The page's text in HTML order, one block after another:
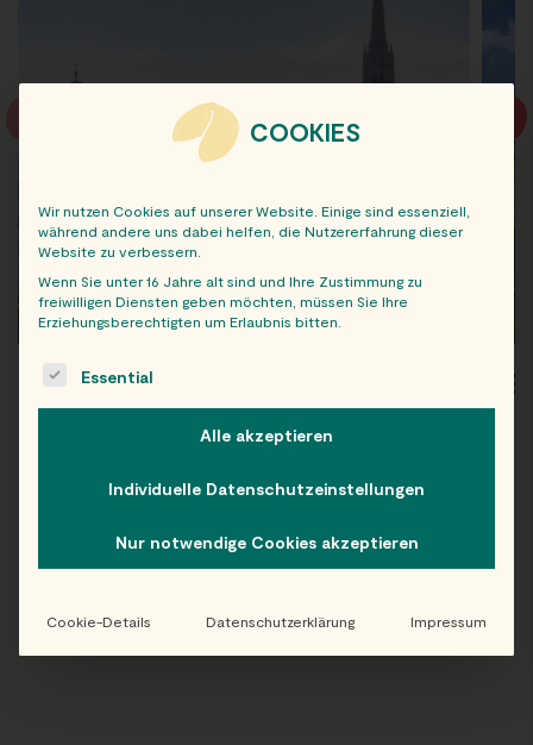
WIEN
Folge uns auf Instagram!
COOKIES
Wir nutzen Cookies auf unserer Website. Einige sind essenziell,
während andere uns dabei helfen, die Nutzererfahrung dieser
Website zu verbessern.
Wenn Sie unter 16 Jahre alt sind und Ihre Zustimmung zu
freiwilligen Diensten geben möchten, müssen Sie Ihre
Erziehungsberechtigten um Erlaubnis bitten.
The following is a list of service groups for which consent
Essential
Alle akzeptieren
Individuelle Datenschutzeinstellungen
Nur notwendige Cookies akzeptieren
Cookie-Details Datenschutzerklärung Impressum